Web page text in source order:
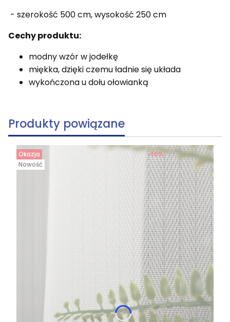
- szerokość 500 cm, wysokość 250 cm
Cechy produktu:
modny wzór w jodełkę
miękka, dzięki czemu ładnie się układa
wykończona u dołu ołowianką
Produkty powiązane
Okazja
Nowość
-10%